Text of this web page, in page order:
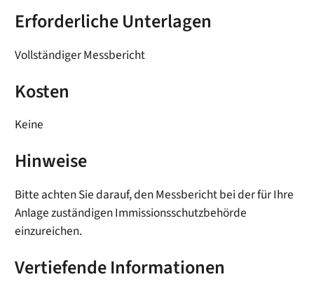
Erforderliche Unterlagen
Vollständiger Messbericht
Kosten
Keine
Hinweise
Bitte achten Sie darauf, den Messbericht bei der für Ihre
Anlage zuständigen Immissionsschutzbehörde
einzureichen.
Vertiefende Informationen